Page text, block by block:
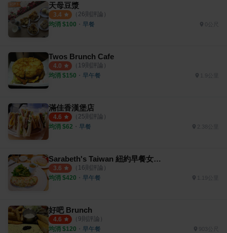
天母豆漿
3.4 （ 26則評論）
均消 $100 ・ 早餐
Twos Brunch Cafe
4.0 （ 19則評論）
均消 $150 ・ 早午餐
滿佳香漢堡店
4.6 （ 25則評論）
均消 $62 ・ 早餐
Sarabeth's Taiwan 紐約早餐女王 台北天母SOGO店
3.6 （ 16則評論）
均消 $420 ・ 早午餐
好吧 Brunch
4.6 （ 9則評論）
均消 $120 ・ 早午餐